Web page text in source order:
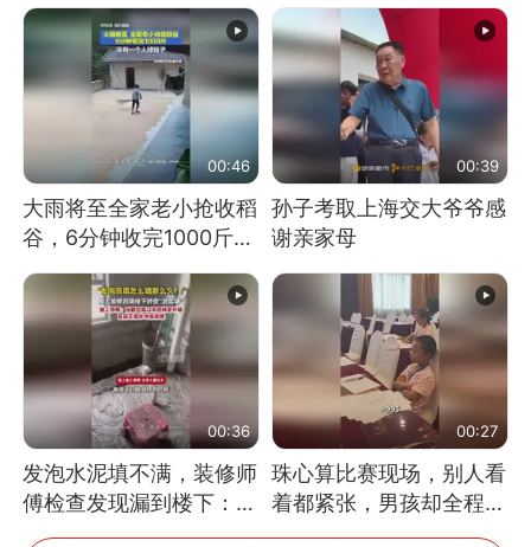
教！
00:46
大雨将至全家老小抢收稻
谷，6分钟收完1000斤，
没有一个人掉链子
00:39
孙子考取上海交大爷爷感
谢亲家母
00:36
发泡水泥填不满，装修师
傅检查发现漏到楼下：出
风口未延伸到外墙
00:27
珠心算比赛现场，别人看
着都紧张，男孩却全程气
定神闲、从容作答，最终